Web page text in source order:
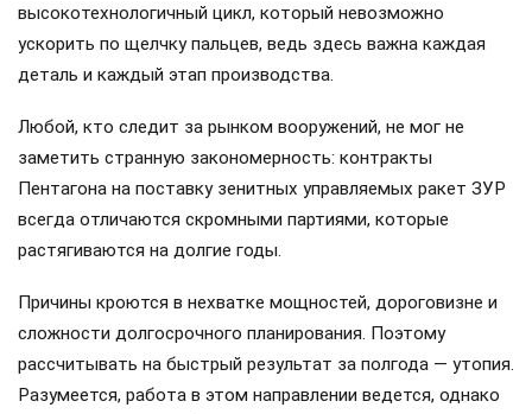
высокотехнологичный цикл, который невозможно
ускорить по щелчку пальцев, ведь здесь важна каждая
деталь и каждый этап производства.
Любой, кто следит за рынком вооружений, не мог не
заметить странную закономерность: контракты
Пентагона на поставку зенитных управляемых ракет ЗУР
всегда отличаются скромными партиями, которые
растягиваются на долгие годы.
Причины кроются в нехватке мощностей, дороговизне и
сложности долгосрочного планирования. Поэтому
рассчитывать на быстрый результат за полгода — утопия.
Разумеется, работа в этом направлении ведется, однако